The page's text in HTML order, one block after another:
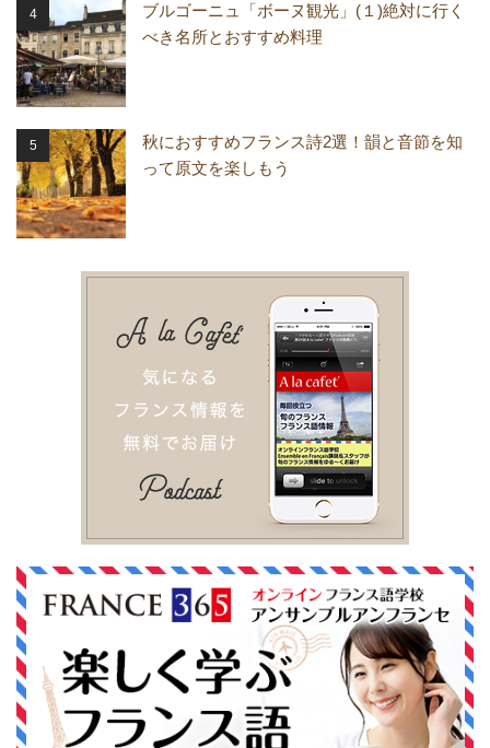
ブルゴーニュ「ボーヌ観光」(１)絶対に行く
べき名所とおすすめ料理
秋におすすめフランス詩2選！韻と音節を知
って原文を楽しもう